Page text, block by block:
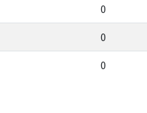
0
0
0